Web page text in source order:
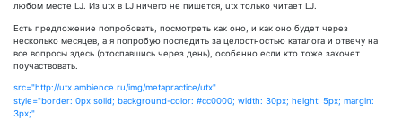
любом месте LJ. Из utx в LJ ничего не пишется, utx только читает LJ.
Есть предложение попробовать, посмотреть как оно, и как оно будет через
несколько месяцев, а я попробую последить за целостностью каталога и отвечу на
все вопросы здесь (отоспавшись через день), особенно если кто тоже захочет
поучаствовать.
src="http://utx.ambience.ru/img/metapractice/utx"
style="border: 0px solid; background-color: #cc0000; width: 30px; height: 5px; margin:
3px;"